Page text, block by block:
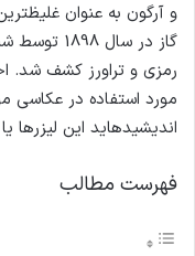
و آرگون به عنوان
گاز در
رمزی و تراورز کشف شد.
مورد استفاده در عکاسی
اندیشیده­اید این
فهرست مطالب